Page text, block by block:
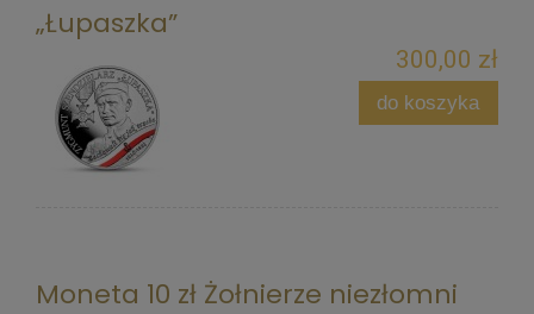
„Łupaszka”
300,00 zł
do koszyka
Moneta 10 zł Żołnierze niezłomni